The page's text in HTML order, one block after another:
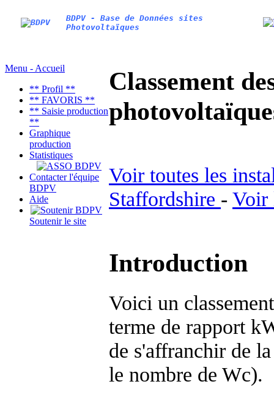
BDPV - Base de Données sites
Photovoltaïques
Menu - Accueil
** Profil **
** FAVORIS **
** Saisie production
**
Graphique
production
Statistiques
Contacter l'équipe
BDPV
Aide
Soutenir le site
Classement
Voir toutes les
Staffordshire - Voir
Introduction
Voici un
terme de rapport
de s'affranchir de
le nombre de Wc).